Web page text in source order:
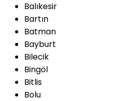
Balıkesir
Bartın
Batman
Bayburt
Bilecik
Bingöl
Bitlis
Bolu